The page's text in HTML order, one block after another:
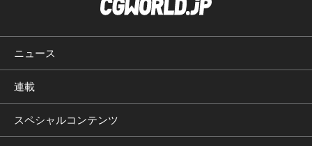
ニュース
連載
スペシャルコンテンツ